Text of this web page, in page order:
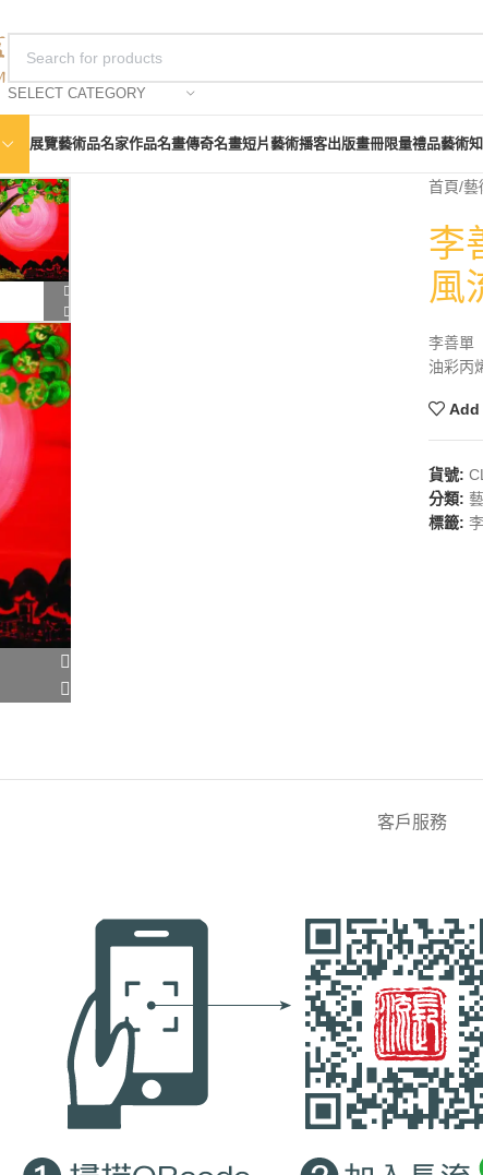
SELECT CATEGORY
展覽藝術品名家作品名畫傳奇名畫短片藝術播客出版畫冊限量禮品藝術
首頁 藝
李
風
李善單
油彩丙
貨號:
分類:
標籤:
客戶服務